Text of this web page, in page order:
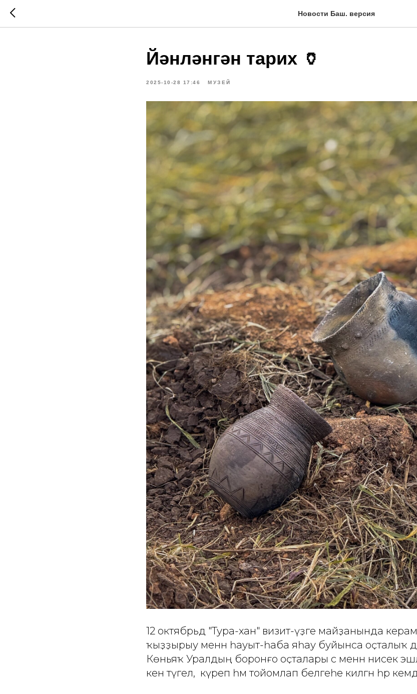
Новости Баш. версия
Йәнләнгән тарих 🏺
2025-10-28 17:46 МУЗЕЙ
12 октябрьдә "Тура-хан" визит-үҙәге майҙанында
ҡыҙҙырыу менән һауыт-һаба яһау буйынса оҫталыҡ
Көньяҡ Уралдың боронғо оҫталары с менән нисек
кенә түгел, ә күреп һәм тойомлап белгеһе килгән һәр